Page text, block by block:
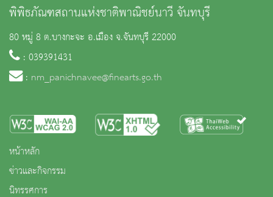
พิพิธภัณฑสถานแห่งชาติพาณิชย์นาวี จันทบุรี
80 หมู่ 8 ต.บางกะจะ อ.เมือง จ.จันทบุรี 22000
: 039391431
: nm_panichnavee@finearts.go.th
หน้าหลัก
ข่าวและกิจกรรม
นิทรรศการ